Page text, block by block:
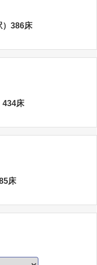
）386床
434床
床